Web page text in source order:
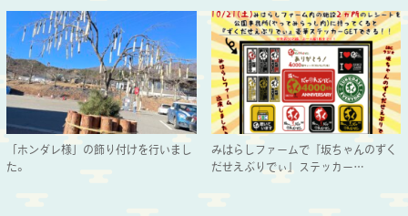
「ホンダレ様」の飾り付けを行いまし
た。
みはらしファームで『坂ちゃんのずく
だせえぶりでぃ』ステッカー…